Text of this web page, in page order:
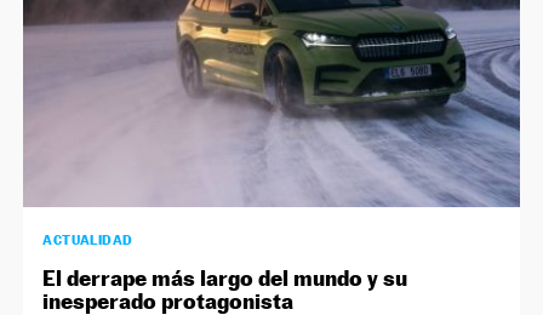
ACTUALIDAD
El derrape más largo del mundo y su
inesperado protagonista